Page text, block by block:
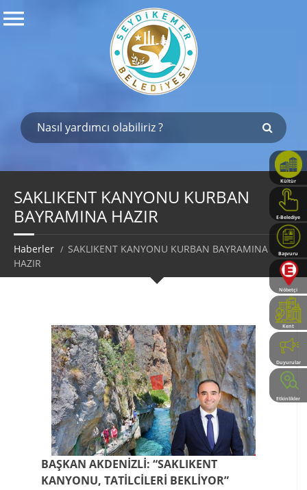
Kültür
Haritası
E-Belediye
Başvuru
Rehberi
Nöbetçi
Eczaneler
Kent
Rehberi
Duyurular
Etkinlikler
SAKLIKENT KANYONU KURBAN
BAYRAMINA HAZIR
Haberler
SAKLIKENT KANYONU KURBAN BAYRAMINA
HAZIR
BAŞKAN AKDENİZLİ: “SAKLIKENT
KANYONU, TATİLCİLERİ BEKLİYOR”